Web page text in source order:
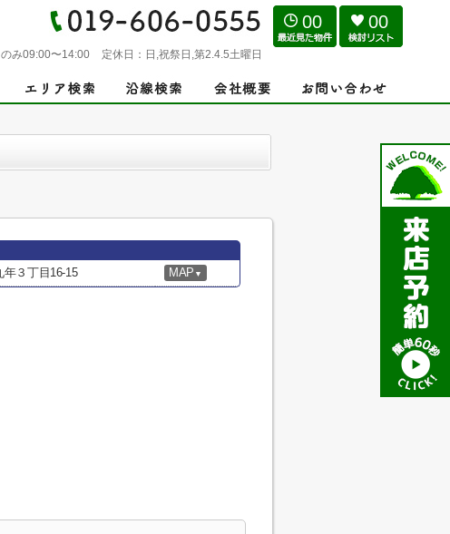
み09:00〜14:00 定休日： 日,祝祭日,第2.4.5土曜日
00 00
３丁目16-15 MAP ▼